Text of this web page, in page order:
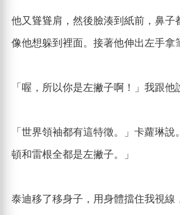
他又聳聳肩，然後臉湊到紙前，鼻子
像他想躲到裡面。接著他伸出左手拿
「喔，所以你是左撇子啊！」我跟他
「世界領袖都有這特徵。」卡蘿琳
頓和雷根全都是左撇子。」
泰迪移了移身子，用身體擋住我視線